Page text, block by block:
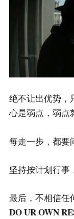
绝不让出优势，
心是弱点，弱点
每走一步，都要
坚持按计划行事
最后，不相信任
DO UR OWN